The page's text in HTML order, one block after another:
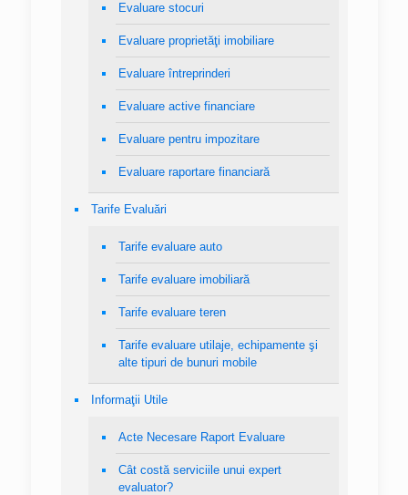
Evaluare stocuri
Evaluare proprietăţi imobiliare
Evaluare întreprinderi
Evaluare active financiare
Evaluare pentru impozitare
Evaluare raportare financiară
Tarife Evaluări
Tarife evaluare auto
Tarife evaluare imobiliară
Tarife evaluare teren
Tarife evaluare utilaje, echipamente şi
alte tipuri de bunuri mobile
Informaţii Utile
Acte Necesare Raport Evaluare
Cât costă serviciile unui expert
evaluator?